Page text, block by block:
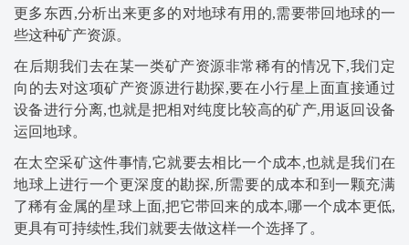
更多东西,分析出来更多的对地球有用的,需要带回地球的一
些这种矿产资源。
在后期我们去在某一类矿产资源非常稀有的情况下,我们定
向的去对这项矿产资源进行勘探,要在小行星上面直接通过
设备进行分离,也就是把相对纯度比较高的矿产,用返回设备
运回地球。
在太空采矿这件事情,它就要去相比一个成本,也就是我们在
地球上进行一个更深度的勘探,所需要的成本和到一颗充满
了稀有金属的星球上面,把它带回来的成本,哪一个成本更低,
更具有可持续性,我们就要去做这样一个选择了。